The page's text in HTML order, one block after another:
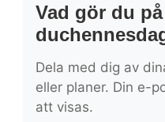
Vad gör du
Dela med dig av
eller planer. Din e-
att visas.